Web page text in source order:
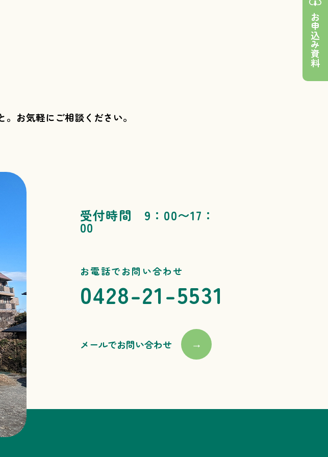
お気軽にご相談ください。
受付時間 9：00〜17：
00
お電話でお問い合わせ
0428-21-5531
メールでお問い合わせ →
お申込み資料